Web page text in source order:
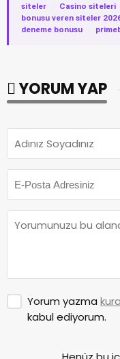
siteler
· Casino siteleri
bonusu veren siteler
deneme bonusu
·
YORUM YAP
Yorum yazma
kabul ediyorum.